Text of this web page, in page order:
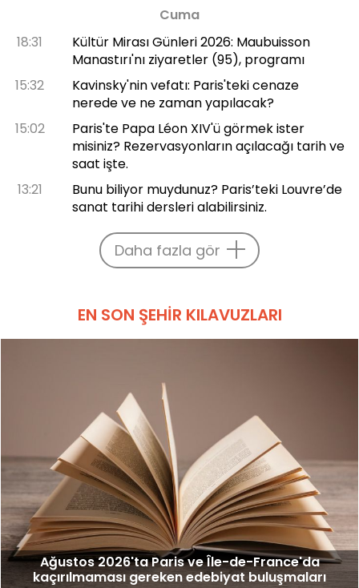
Cuma
18:31
Kültür Mirası Günleri 2026: Maubuisson
Manastırı'nı ziyaretler (95), programı
15:32
Kavinsky'nin vefatı: Paris'teki cenaze
nerede ve ne zaman yapılacak?
15:02
Paris'te Papa Léon XIV'ü görmek ister
misiniz? Rezervasyonların açılacağı tarih ve
saat işte.
13:21
Bunu biliyor muydunuz? Paris’teki Louvre’de
sanat tarihi dersleri alabilirsiniz.
Daha fazla gör
EN SON ŞEHIR KILAVUZLARI
Ağustos 2026'ta Paris ve Île-de-France'da
kaçırılmaması gereken edebiyat buluşmaları